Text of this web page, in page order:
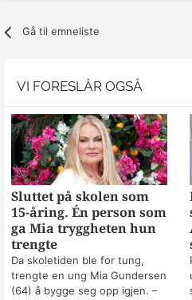
Gå til emneliste
VI FORESLÅR OGSÅ
Sluttet på skolen som
15-åring. Én person som
ga Mia tryggheten hun
trengte
Da skoletiden ble for tung,
trengte en ung Mia Gundersen
(64) å bygge seg opp igjen. –